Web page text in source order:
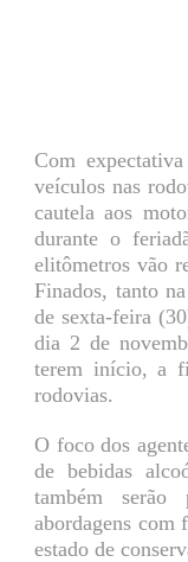
Com
veículos nas
cautela aos
durante o
elitômetros vão
Finados, tanto
de sexta-feira
dia 2 de
terem início, a
rodovias.
O foco dos
de bebidas
também serão
abordagens com
estado de